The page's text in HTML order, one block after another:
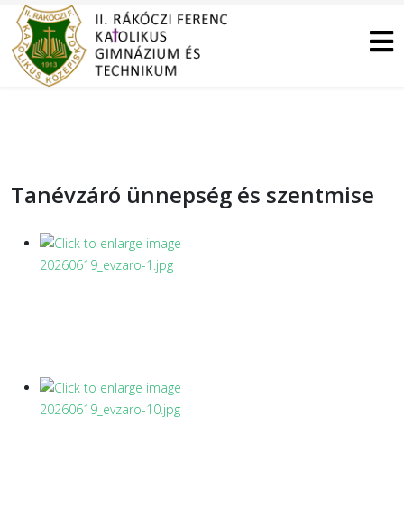
Tanévzáró ünnepség és szentmise